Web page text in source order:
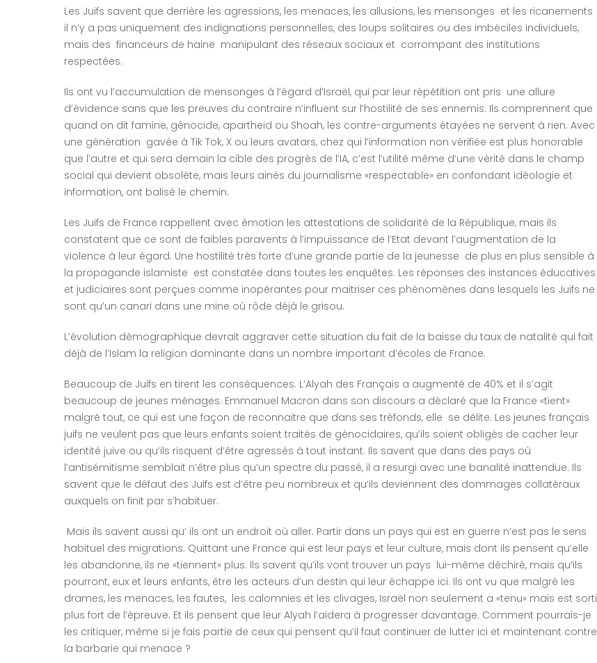
Les Juifs savent que derrière les agressions, les menaces, les allusions, les mensonges et les ricanements
il n’y a pas uniquement des indignations personnelles, des loups solitaires ou des imbéciles individuels,
mais des financeurs de haine manipulant des réseaux sociaux et corrompant des institutions
respectées.
Ils ont vu l’accumulation de mensonges à l’égard d’Israël, qui par leur répétition ont pris une allure
d’évidence sans que les preuves du contraire n’influent sur l’hostilité de ses ennemis. Ils comprennent que
quand on dit famine, génocide, apartheid ou Shoah, les contre-arguments étayées ne servent à rien. Avec
une génération gavée à Tik Tok, X ou leurs avatars, chez qui l’information non vérifiée est plus honorable
que l’autre et qui sera demain la cible des progrès de l’IA, c’est l’utilité même d’une vérité dans le champ
social qui devient obsolète, mais leurs ainés du journalisme «respectable» en confondant idéologie et
information, ont balisé le chemin.
Les Juifs de France rappellent avec émotion les attestations de solidarité de la République, mais ils
constatent que ce sont de faibles paravents à l’impuissance de l’Etat devant l’augmentation de la
violence à leur égard. Une hostilité très forte d’une grande partie de la jeunesse de plus en plus sensible à
la propagande islamiste est constatée dans toutes les enquêtes. Les réponses des instances éducatives
et judiciaires sont perçues comme inopérantes pour maitriser ces phénomènes dans lesquels les Juifs ne
sont qu’un canari dans une mine où rôde déjà le grisou.
L’évolution démographique devrait aggraver cette situation du fait de la baisse du taux de natalité qui fait
déjà de l’Islam la religion dominante dans un nombre important d’écoles de France.
Beaucoup de Juifs en tirent les conséquences. L’Alyah des Français a augmenté de 40% et il s’agit
beaucoup de jeunes ménages. Emmanuel Macron dans son discours a déclaré que la France «tient»
malgré tout, ce qui est une façon de reconnaitre que dans ses tréfonds, elle se délite. Les jeunes français
juifs ne veulent pas que leurs enfants soient traités de génocidaires, qu’ils soient obligés de cacher leur
identité juive ou qu’ils risquent d’être agressés à tout instant. Ils savent que dans des pays où
l’antisémitisme semblait n’être plus qu’un spectre du passé, il a resurgi avec une banalité inattendue. Ils
savent que le défaut des Juifs est d’être peu nombreux et qu’ils deviennent des dommages collatéraux
auxquels on finit par s’habituer.
Mais ils savent aussi qu’ ils ont un endroit où aller. Partir dans un pays qui est en guerre n’est pas le sens
habituel des migrations. Quittant une France qui est leur pays et leur culture, mais dont ils pensent qu’elle
les abandonne, ils ne «tiennent» plus. Ils savent qu’ils vont trouver un pays lui-même déchiré, mais qu’ils
pourront, eux et leurs enfants, être les acteurs d’un destin qui leur échappe ici. Ils ont vu que malgré les
drames, les menaces, les fautes, les calomnies et les clivages, Israël non seulement a «tenu» mais est sorti
plus fort de l’épreuve. Et ils pensent que leur Alyah l’aidera à progresser davantage. Comment pourrais-je
les critiquer, même si je fais partie de ceux qui pensent qu’il faut continuer de lutter ici et maintenant contre
la barbarie qui menace ?